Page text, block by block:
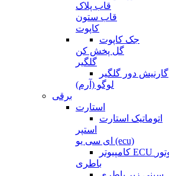
قاب پلاک
قاب ستون
کاپوت
جک کاپوت
گل پخش کن
گلگیر
گارنیش دور گلگیر
لوگو (آرم)
برقی
استارت
اتوماتیک استارت
استپر
ای سی یو (ecu)
باطری